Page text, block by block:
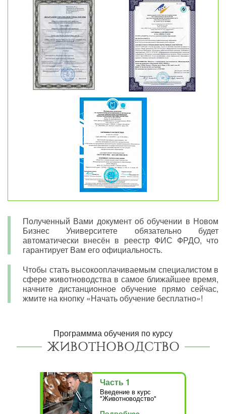
Полученный Вами документ об обучении в Новом
Бизнес Университете обязательно будет
автоматически внесён в реестр ФИС ФРДО, что
гарантирует Вам его официальность.
Чтобы стать высокооплачиваемым специалистом в
сфере животноводства в самое ближайшее время,
начните дистанционное обучение прямо сейчас,
жмите на кнопку «Начать обучение бесплатно»!
Программма обучения по курсу
ЖИВОТНОВОДСТВО
Часть 1
Введение в курс
"Животноводство"